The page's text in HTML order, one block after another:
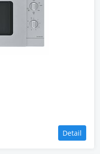
Detail